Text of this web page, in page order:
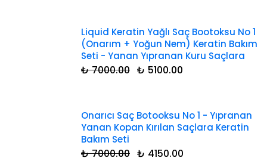
Liquid Keratin Yağlı Saç Bootoksu No 1
(Onarım + Yoğun Nem) Keratin Bakım
Seti - Yanan Yıpranan Kuru Saçlara
₺ 7000.00 ₺ 5100.00
Onarıcı Saç Botooksu No 1 - Yıpranan
Yanan Kopan Kırılan Saçlara Keratin
Bakım Seti
₺ 7000.00 ₺ 4150.00